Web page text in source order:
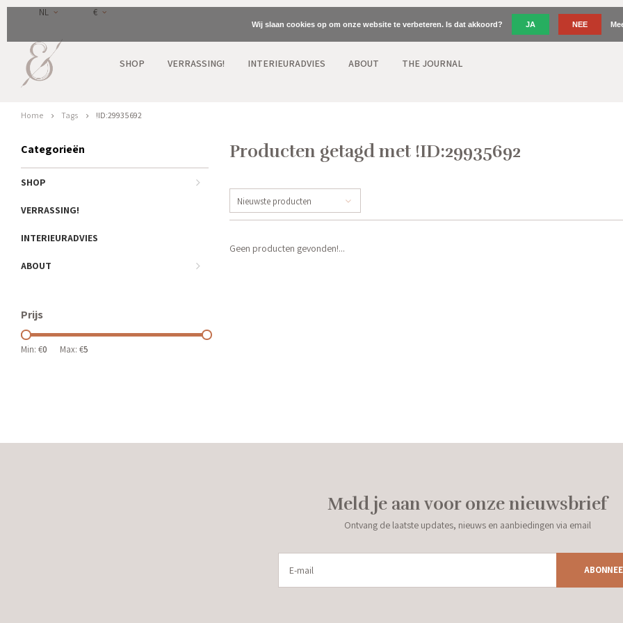
NL €
SHOP VERRASSING! INTERIEURADVIES ABOUT THE JOURNAL
Home Tags !ID:29935692
Categorieën
SHOP
VERRASSING!
INTERIEURADVIES
ABOUT
Prijs
Min: €0 Max: €5
Producten getagd met !ID:29935692
Nieuwste producten
Geen producten gevonden!...
Meld je aan voor onze nieuwsbrief
Ontvang de laatste updates, nieuws en aanbiedingen via email
Wij slaan cookies op om onze website te verbeteren. Is dat akkoord? JA NEE